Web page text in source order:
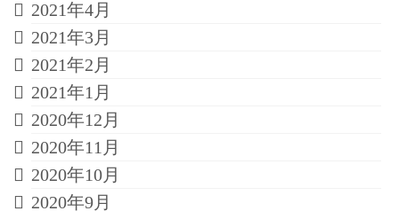
2021年4月
2021年3月
2021年2月
2021年1月
2020年12月
2020年11月
2020年10月
2020年9月